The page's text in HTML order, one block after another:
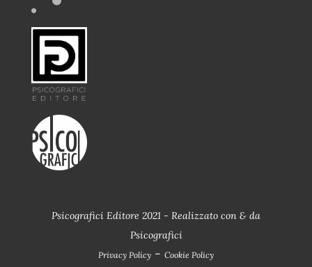
Psicografici Editore 2021 - Realizzato con & da
Psicografici
Privacy Policy - Cookie Policy